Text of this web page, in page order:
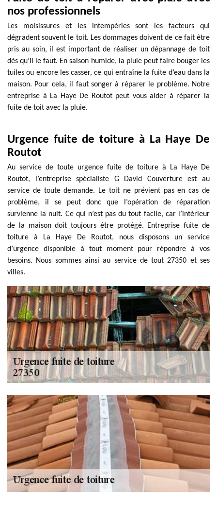
nos professionnels
Les moisissures et les intempéries sont les facteurs qui
dégradent souvent le toit. Les dommages doivent de ce fait être
pris au soin, il est important de réaliser un dépannage de toit
dès qu’il le faut. En saison humide, la pluie peut faire bouger les
tuiles ou encore les casser, ce qui entraîne la fuite d’eau dans la
maison. Pour cela, il faut songer à réparer le problème. Notre
entreprise à La Haye De Routot peut vous aider à réparer la
fuite de toit avec la pluie.
Urgence fuite de toiture à La Haye De
Routot
Au service de toute urgence fuite de toiture à La Haye De
Routot, l’entreprise spécialiste G David Couverture est au
service de toute demande. Le toit ne prévient pas en cas de
problème, il se peut donc que l’opération de réparation
survienne la nuit. Ce qui n’est pas du tout facile, car l’intérieur
de la maison doit toujours être protégé. Entreprise fuite de
toiture à La Haye De Routot, nous disposons un service
d’urgence disponible à tout moment pour répondre à vos
besoins. Nous sommes ainsi au service de tout 27350 et ses
villes.